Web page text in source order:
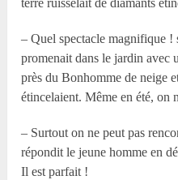
terre ruisselait de diamants
– Quel spectacle magnifique !
promenait dans le jardin avec
près du Bonhomme de neige
étincelaient. Même en été, on
– Surtout on ne peut pas
répondit le jeune homme en
Il est parfait !